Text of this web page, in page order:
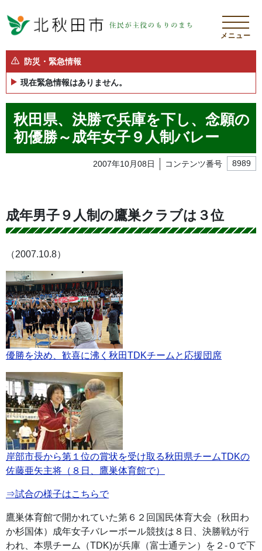
メニュー
防災・緊急情報
現在緊急情報はありません。
秋田県、決勝で兵庫を下し、念願の
初優勝～成年女子９人制バレー
2007年10月08日 コンテンツ番号 8989
成年男子９人制の鷹巣クラブは３位
（2007.10.8）
優勝を決め、歓喜に沸く秋田TDKチームと応援団席
岸部市長から第１位の賞状を受け取る秋田県チームTDKの
佐藤亜矢主将（８日、鷹巣体育館で）
⇒試合の様子はこちらで
鷹巣体育館で開かれていた第６２回国民体育大会（秋田わ
か杉国体）成年女子バレーボール競技は８日、決勝戦が行
われ、本県チーム（TDK)が兵庫（富士通テン）を２-０で下